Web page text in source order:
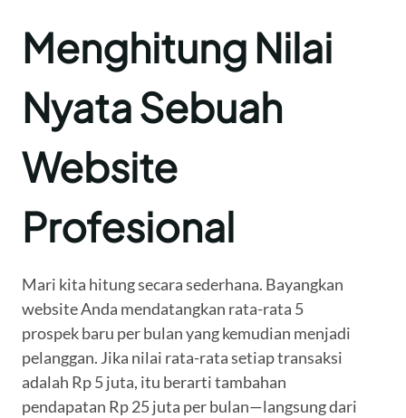
Menghitung Nilai
Nyata Sebuah
Website
Profesional
Mari kita hitung secara sederhana. Bayangkan
website Anda mendatangkan rata-rata 5
prospek baru per bulan yang kemudian menjadi
pelanggan. Jika nilai rata-rata setiap transaksi
adalah Rp 5 juta, itu berarti tambahan
pendapatan Rp 25 juta per bulan—langsung dari